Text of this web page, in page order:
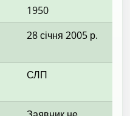
1950
28 січня 2005 р.
СЛП